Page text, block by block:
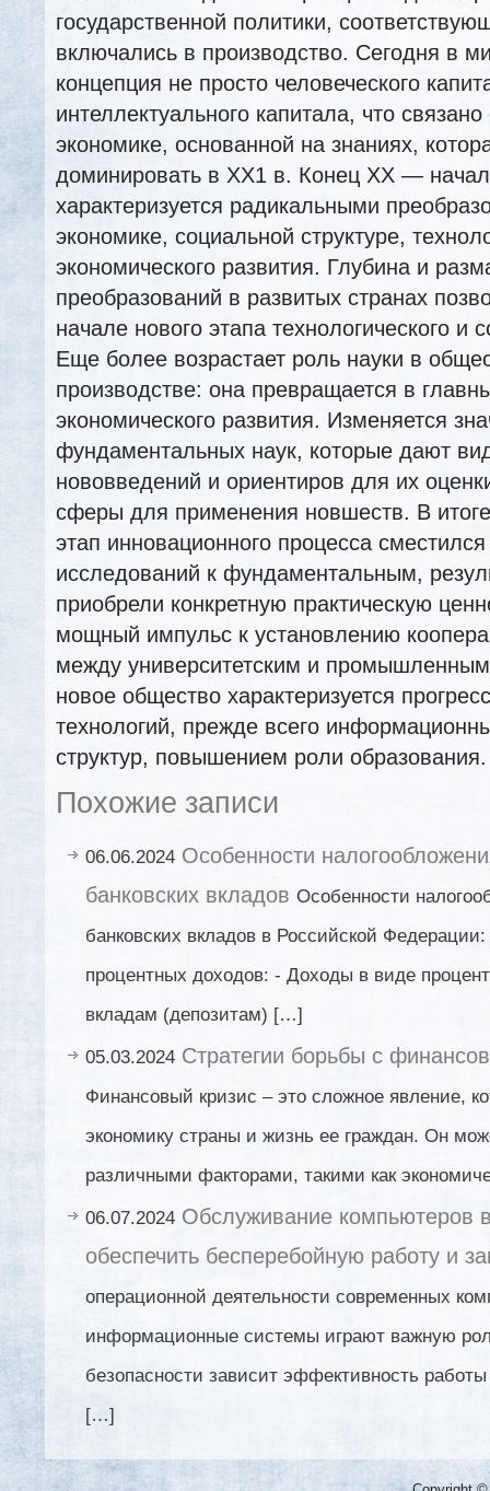
государственной политики,
включались в производство. Сегодня в
концепция не просто человеческого
интеллектуального капитала, что
экономике, основанной на знаниях,
доминировать в ХХ1 в. Конец XX —
характеризуется радикальными
экономике, социальной структуре,
экономического развития. Глубина и
преобразований в развитых странах
начале нового этапа технологического и
Еще более возрастает роль науки в
производстве: она превращается в
экономического развития. Изменяется
фундаментальных наук, которые дают
нововведений и ориентиров для их
сферы для применения новшеств. В
этап инновационного процесса
исследований к фундаментальным,
приобрели конкретную практическую
мощный импульс к установлению
между университетским и
новое общество характеризуется
технологий, прежде всего
структур, повышением роли образования.
Похожие записи
06.06.2024 Особенности
банковских вкладов Особенности
банковских вкладов в Российской
процентных доходов: - Доходы в виде
вкладам (депозитам) […]
05.03.2024 Стратегии борьбы с
Финансовый кризис – это сложное явление,
экономику страны и жизнь ее граждан. Он
различными факторами, такими как
06.07.2024 Обслуживание компьютеров
обеспечить бесперебойную работу и
операционной деятельности современных
информационные системы играют важную
безопасности зависит эффективность
[…]